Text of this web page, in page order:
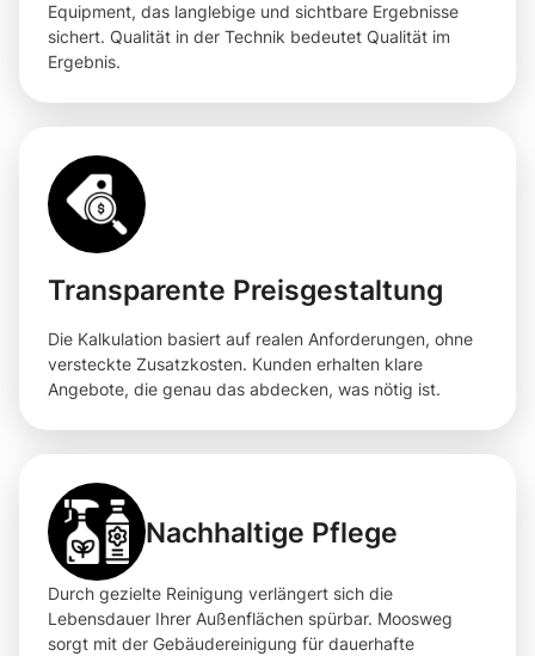
Equipment, das langlebige und sichtbare Ergebnisse
sichert. Qualität in der Technik bedeutet Qualität im
Ergebnis.
Transparente Preisgestaltung
Die Kalkulation basiert auf realen Anforderungen, ohne
versteckte Zusatzkosten. Kunden erhalten klare
Angebote, die genau das abdecken, was nötig ist.
Nachhaltige Pflege
Durch gezielte Reinigung verlängert sich die
Lebensdauer Ihrer Außenflächen spürbar. Moosweg
sorgt mit der Gebäudereinigung für dauerhafte